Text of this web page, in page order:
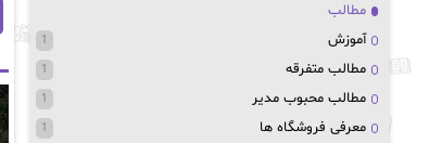
مطالب
آموزش
1
مطالب متفرقه 1
مطالب محبوب مدیر 1
معرفی فروشگاه ها 1